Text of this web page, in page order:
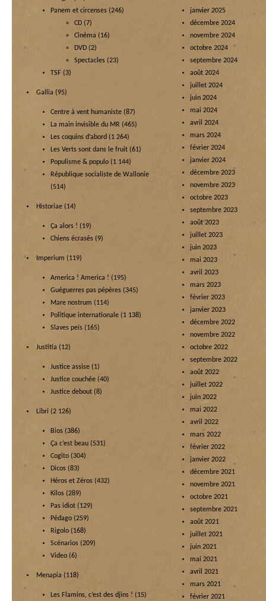
Panem et circenses (246)
CD (7)
Cinéma (16)
DVD (2)
Spectacles (23)
TSF (3)
Gallia (95)
Centre à vent humaniste (87)
La main invisible du MR (465)
Les coquins d’abord (1 264)
Les Verts sont dans le fruit (61)
Populisme & populo (1 144)
République socialiste de Wallonie
(514)
Historiae (14)
Ça alors ! (19)
Chiens écrasés (9)
Imperium (119)
America ! America ! (195)
Guéguerres pas pépères (345)
Mare nostrum (114)
Politique internationale (1 138)
Slaves peïs (165)
Justitia (12)
Justice assise (1)
Justice couchée (40)
Justice debout (8)
Libri (2 126)
Bios (386)
Ça c’est beau (531)
Cogito (304)
Dicos (83)
Héros et Zéros (432)
Kilos (289)
Pas idiot (129)
Pédago (259)
Rigolo (168)
Scénarios (209)
Video (6)
Menapia (118)
Les Flamins, c’est des djins ! (15)
janvier 2025
décembre 2024
novembre 2024
octobre 2024
septembre 2024
août 2024
juillet 2024
juin 2024
mai 2024
avril 2024
mars 2024
février 2024
janvier 2024
décembre 2023
novembre 2023
octobre 2023
septembre 2023
août 2023
juillet 2023
juin 2023
mai 2023
avril 2023
mars 2023
février 2023
janvier 2023
décembre 2022
novembre 2022
octobre 2022
septembre 2022
août 2022
juillet 2022
juin 2022
mai 2022
avril 2022
mars 2022
février 2022
janvier 2022
décembre 2021
novembre 2021
octobre 2021
septembre 2021
août 2021
juillet 2021
juin 2021
mai 2021
avril 2021
mars 2021
février 2021